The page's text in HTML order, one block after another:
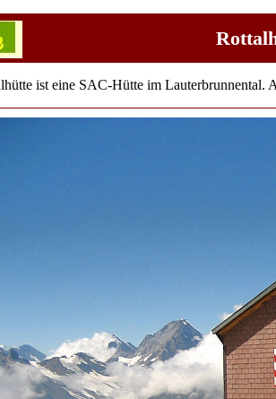
ist eine SAC-Hütte im Lauterbrunnental.